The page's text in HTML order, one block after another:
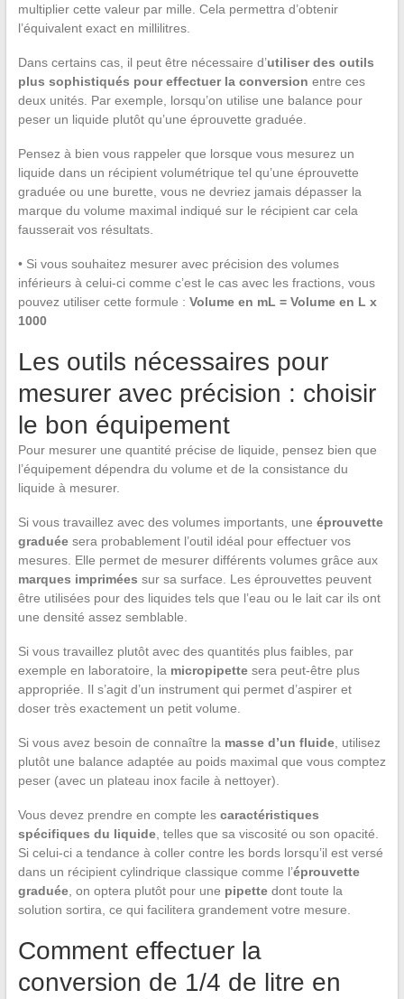
multiplier cette valeur par mille. Cela permettra d’obtenir
l’équivalent exact en millilitres.
Dans certains cas, il peut être nécessaire d’utiliser des outils
plus sophistiqués pour effectuer la conversion entre ces
deux unités. Par exemple, lorsqu’on utilise une balance pour
peser un liquide plutôt qu’une éprouvette graduée.
Pensez à bien vous rappeler que lorsque vous mesurez un
liquide dans un récipient volumétrique tel qu’une éprouvette
graduée ou une burette, vous ne devriez jamais dépasser la
marque du volume maximal indiqué sur le récipient car cela
fausserait vos résultats.
• Si vous souhaitez mesurer avec précision des volumes
inférieurs à celui-ci comme c’est le cas avec les fractions, vous
pouvez utiliser cette formule : Volume en mL = Volume en L x
1000
Les outils nécessaires pour
mesurer avec précision : choisir
le bon équipement
Pour mesurer une quantité précise de liquide, pensez bien que
l’équipement dépendra du volume et de la consistance du
liquide à mesurer.
Si vous travaillez avec des volumes importants, une éprouvette
graduéesera probablement l’outil idéal pour effectuer vos
mesures. Elle permet de mesurer différents volumes grâce aux
marques imprimées sur sa surface. Les éprouvettes peuvent
être utilisées pour des liquides tels que l’eau ou le lait car ils ont
une densité assez semblable.
Si vous travaillez plutôt avec des quantités plus faibles, par
exemple en laboratoire, la micropipettesera peut-être plus
appropriée. Il s’agit d’un instrument qui permet d’aspirer et
doser très exactement un petit volume.
Si vous avez besoin de connaître la masse d’un fluide, utilisez
plutôt une balance adaptée au poids maximal que vous comptez
peser (avec un plateau inox facile à nettoyer).
Vous devez prendre en compte les caractéristiques
spécifiques du liquide, telles que sa viscosité ou son opacité.
Si celui-ci a tendance à coller contre les bords lorsqu’il est versé
dans un récipient cylindrique classique comme l’éprouvette
graduée, on optera plutôt pour une pipettedont toute la
solution sortira, ce qui facilitera grandement votre mesure.
Comment effectuer la
conversion de 1/4 de litre en